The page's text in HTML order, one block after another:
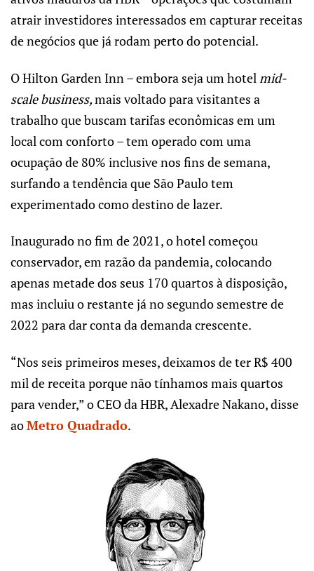
atrair investidores interessados em capturar receitas
de negócios que já rodam perto do potencial.
O Hilton Garden Inn – embora seja um hotel mid-
scale business,mais voltado para visitantes a
trabalho que buscam tarifas econômicas em um
local com conforto– tem operado com uma
ocupação de 80% inclusive nos fins de semana,
surfando a tendência que São Paulo tem
experimentado como destino de lazer.
Inaugurado no fim de 2021, o hotel começou
conservador, em razão da pandemia, colocando
apenas metade dos seus 170 quartos à disposição,
mas incluiu o restante já no segundo semestre de
2022 para dar conta da demanda crescente.
“Nos seis primeiros meses, deixamos de ter R$ 400
mil de receita porque não tínhamos mais quartos
para vender,” o CEO da HBR, Alexadre Nakano, disse
aoMetro Quadrado.